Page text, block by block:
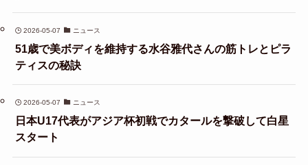
2026-05-07 ニュース
51歳で美ボディを維持する水谷雅代さんの筋トレとピラ
ティスの秘訣
2026-05-07 ニュース
日本U17代表がアジア杯初戦でカタールを撃破して白星
スタート